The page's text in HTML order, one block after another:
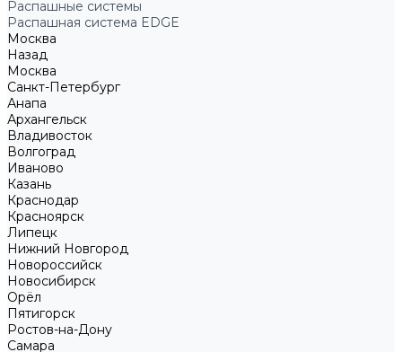
Распашные системы
Распашная система EDGE
Москва
Назад
Москва
Санкт-Петербург
Анапа
Архангельск
Владивосток
Волгоград
Иваново
Казань
Краснодар
Красноярск
Липецк
Нижний Новгород
Новороссийск
Новосибирск
Орёл
Пятигорск
Ростов-на-Дону
Самара